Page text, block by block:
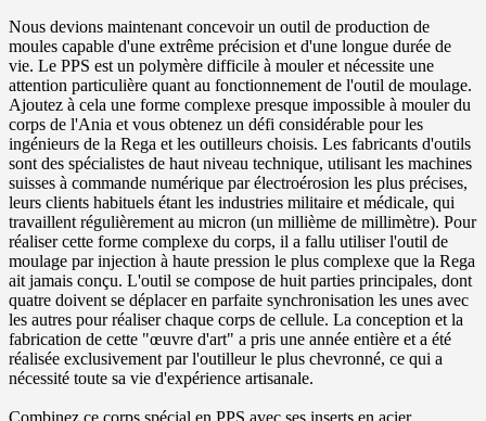
Nous devions maintenant concevoir un outil de production de
moules capable d'une extrême précision et d'une longue durée de
vie. Le PPS est un polymère difficile à mouler et nécessite une
attention particulière quant au fonctionnement de l'outil de moulage.
Ajoutez à cela une forme complexe presque impossible à mouler du
corps de l'Ania et vous obtenez un défi considérable pour les
ingénieurs de la Rega et les outilleurs choisis. Les fabricants d'outils
sont des spécialistes de haut niveau technique, utilisant les machines
suisses à commande numérique par électroérosion les plus précises,
leurs clients habituels étant les industries militaire et médicale, qui
travaillent régulièrement au micron (un millième de millimètre). Pour
réaliser cette forme complexe du corps, il a fallu utiliser l'outil de
moulage par injection à haute pression le plus complexe que la Rega
ait jamais conçu. L'outil se compose de huit parties principales, dont
quatre doivent se déplacer en parfaite synchronisation les unes avec
les autres pour réaliser chaque corps de cellule. La conception et la
fabrication de cette "œuvre d'art" a pris une année entière et a été
réalisée exclusivement par l'outilleur le plus chevronné, ce qui a
nécessité toute sa vie d'expérience artisanale.
Combinez ce corps spécial en PPS avec ses inserts en acier